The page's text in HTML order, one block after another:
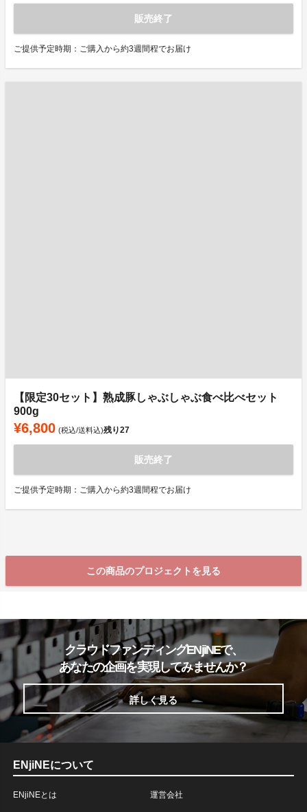
販売終了
ご提供予定時期：ご購入から約3週間程でお届け
【限定30セット】熟成豚しゃぶしゃぶ食べ比べセット
900g
¥6,800 (税込/送料込)残り27
販売終了
ご提供予定時期：ご購入から約3週間程でお届け
この商品のプロジェクトを見る
クラウドファンディングENjiNEで、
あなたの企画を実現してみませんか？
詳しく見る
ENjiNEについて
ENjiNEとは 運営会社